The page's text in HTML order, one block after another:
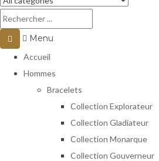
Menu
Accueil
Hommes
Bracelets
Collection Explorateur
Collection Gladiateur
Collection Monarque
Collection Gouverneur